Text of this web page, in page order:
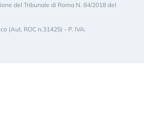
del Tribunale di Roma N. 84/2018 del
(Aut. ROC n.31425) - P. IVA: